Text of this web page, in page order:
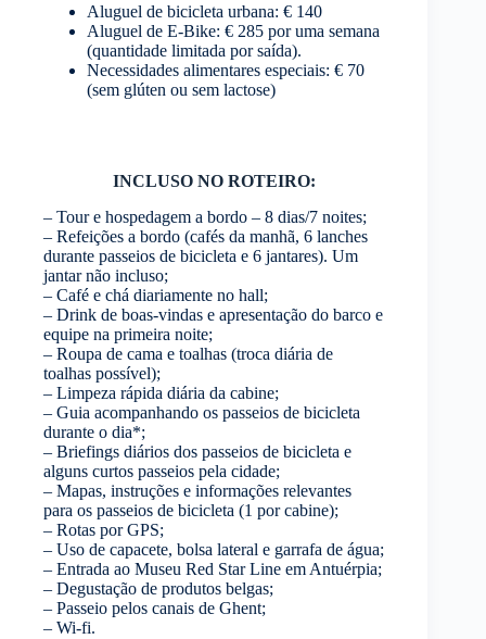
Aluguel de bicicleta urbana: € 140
Aluguel de E-Bike: € 285 por uma semana
(quantidade limitada por saída).
Necessidades alimentares especiais: € 70
(sem glúten ou sem lactose)
INCLUSO NO ROTEIRO:
– Tour e hospedagem a bordo – 8 dias/7 noites;
– Refeições a bordo (cafés da manhã, 6 lanches
durante passeios de bicicleta e 6 jantares). Um
jantar não incluso;
– Café e chá diariamente no hall;
– Drink de boas-vindas e apresentação do barco e
equipe na primeira noite;
– Roupa de cama e toalhas (troca diária de
toalhas possível);
– Limpeza rápida diária da cabine;
– Guia acompanhando os passeios de bicicleta
durante o dia*;
– Briefings diários dos passeios de bicicleta e
alguns curtos passeios pela cidade;
– Mapas, instruções e informações relevantes
para os passeios de bicicleta (1 por cabine);
– Rotas por GPS;
– Uso de capacete, bolsa lateral e garrafa de água;
– Entrada ao Museu Red Star Line em Antuérpia;
– Degustação de produtos belgas;
– Passeio pelos canais de Ghent;
– Wi-fi.